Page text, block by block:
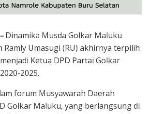
Dinamika Musda Golkar Maluku
Ramly Umasugi (RU) akhirnya terpilih
Ketua DPD Partai Golkar
2025.
forum Musyawarah Daerah
Golkar Maluku, yang berlangsung di